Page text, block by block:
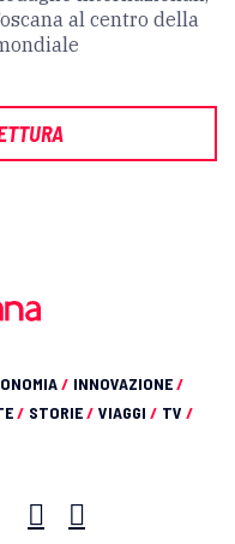
al centro della
/ INNOVAZIONE/
/ STORIE/ VIAGGI / TV /